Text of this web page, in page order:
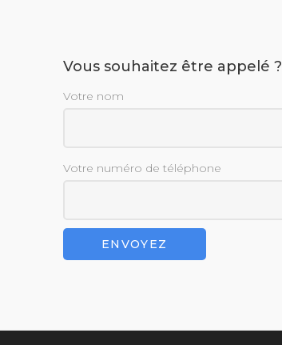
Vous souhaitez être appelé ?
Votre nom
Votre numéro de téléphone